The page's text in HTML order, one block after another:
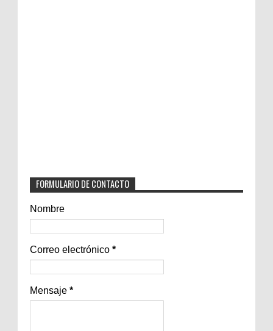
FORMULARIO DE CONTACTO
Nombre
Correo electrónico *
Mensaje *